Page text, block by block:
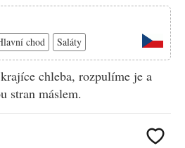
chod Saláty
chleba, rozpulíme je a
stran máslem.